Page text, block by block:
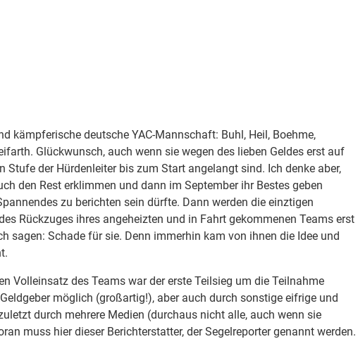
kämpferische deutsche YAC-Mannschaft: Buhl, Heil, Boehme,
Glückwunsch, auch wenn sie wegen des lieben Geldes erst auf
Stufe der Hürdenleiter bis zum Start angelangt sind. Ich denke aber,
den Rest erklimmen und dann im September ihr Bestes geben
zu berichten sein dürfte. Dann werden die einztigen
Rückzuges ihres angeheizten und in Fahrt gekommenen Teams erst
sagen: Schade für sie. Denn immerhin kam von ihnen die Idee und
Volleinsatz des Teams war der erste Teilsieg um die Teilnahme
möglich (großartig!), aber auch durch sonstige eifrige und
durch mehrere Medien (durchaus nicht alle, auch wenn sie
muss hier dieser Berichterstatter, der Segelreporter genannt werden.